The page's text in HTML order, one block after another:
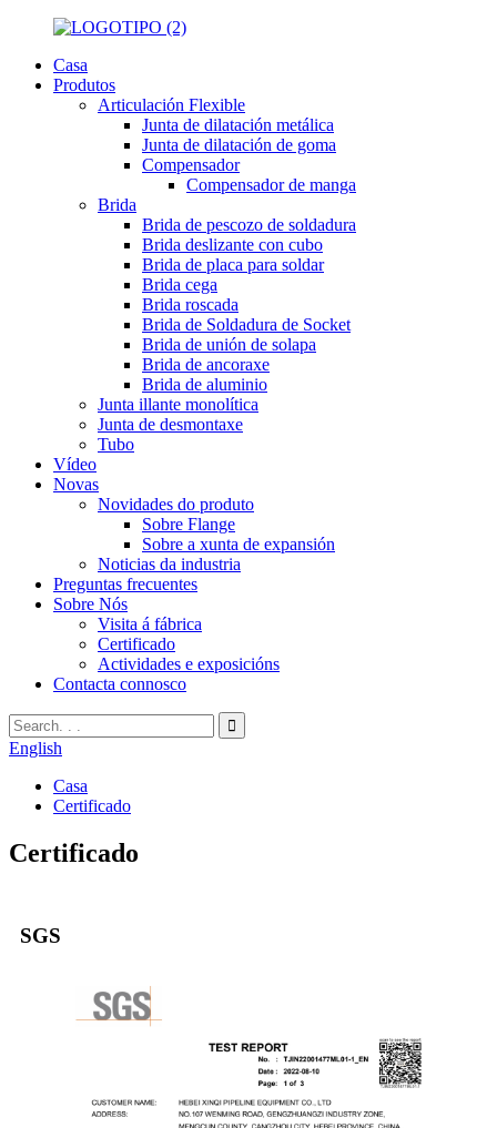
Casa
Produtos
Articulación Flexible
Junta de dilatación metálica
Junta de dilatación de goma
Compensador
Compensador de manga
Brida
Brida de pescozo de soldadura
Brida deslizante con cubo
Brida de placa para soldar
Brida cega
Brida roscada
Brida de Soldadura de Socket
Brida de unión de solapa
Brida de ancoraxe
Brida de aluminio
Junta illante monolítica
Junta de desmontaxe
Tubo
Vídeo
Novas
Novidades do produto
Sobre Flange
Sobre a xunta de expansión
Noticias da industria
Preguntas frecuentes
Sobre Nós
Visita á fábrica
Certificado
Actividades e exposicións
Contacta connosco
English
Casa
Certificado
Certificado
SGS